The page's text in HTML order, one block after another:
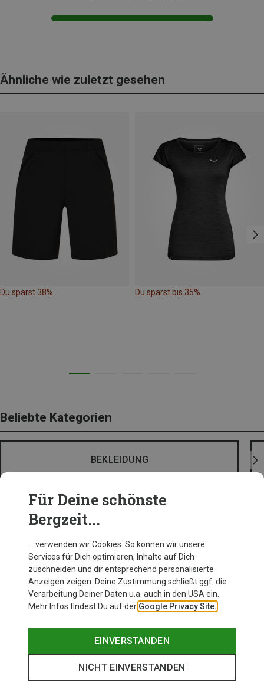
Ähnliche wie zuletzt gesehen
Du sparst 38% Du sparst bis 35%
Beliebte Kategorien
BEKLEIDUNG
Für Deine schönste
Bergzeit...
… verwenden wir Cookies. So können wir unsere
Services für Dich optimieren, Inhalte auf Dich
zuschneiden und dir entsprechend personalisierte
Anzeigen zeigen. Deine Zustimmung schließt ggf. die
Verarbeitung Deiner Daten u.a. auch in den USA ein.
Mehr Infos findest Du auf der Google Privacy Site.
EINVERSTANDEN
NICHT EINVERSTANDEN